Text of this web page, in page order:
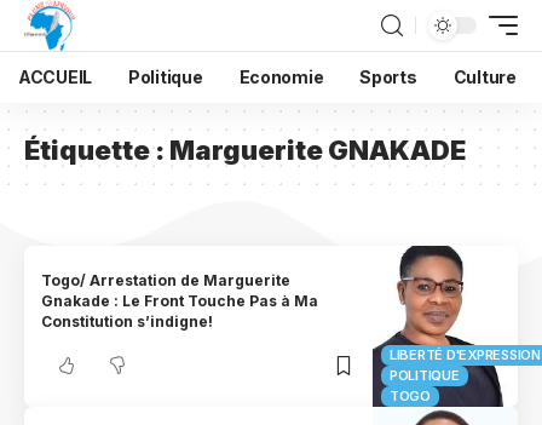
ACCUEIL Politique Economie Sports Culture
Étiquette : Marguerite GNAKADE
LIBERTÉ D'EXPRESSION
POLITIQUE
TOGO
Togo/ Arrestation de Marguerite
Gnakade : Le Front Touche Pas à Ma
Constitution s’indigne!